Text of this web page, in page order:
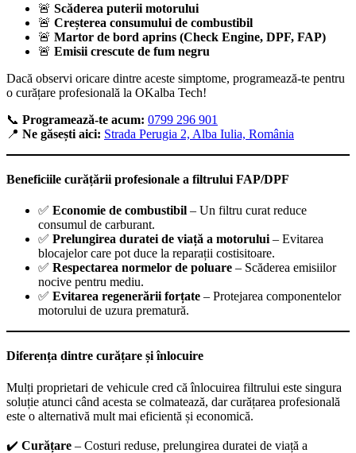
🚨 Scăderea puterii motorului
🚨 Creșterea consumului de combustibil
🚨 Martor de bord aprins (Check Engine, DPF, FAP)
🚨 Emisii crescute de fum negru
Dacă observi oricare dintre aceste simptome, programează-te pentru
o curățare profesională la OKalba Tech!
📞 Programează-te acum: 0799 296 901
📍 Ne găsești aici: Strada Perugia 2, Alba Iulia, România
Beneficiile curățării profesionale a filtrului FAP/DPF
✅ Economie de combustibil – Un filtru curat reduce
consumul de carburant.
✅ Prelungirea duratei de viață a motorului – Evitarea
blocajelor care pot duce la reparații costisitoare.
✅ Respectarea normelor de poluare – Scăderea emisiilor
nocive pentru mediu.
✅ Evitarea regenerării forțate – Protejarea componentelor
motorului de uzura prematură.
Diferența dintre curățare și înlocuire
Mulți proprietari de vehicule cred că înlocuirea filtrului este singura
soluție atunci când acesta se colmatează, dar curățarea profesională
este o alternativă mult mai eficientă și economică.
✔️ Curățare – Costuri reduse, prelungirea duratei de viață a